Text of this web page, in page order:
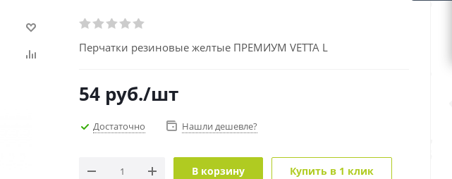
Перчатки резиновые желтые ПРЕМИУМ VETTA L
54 руб./шт
Достаточно Нашли дешевле?
В корзину Купить в 1 клик